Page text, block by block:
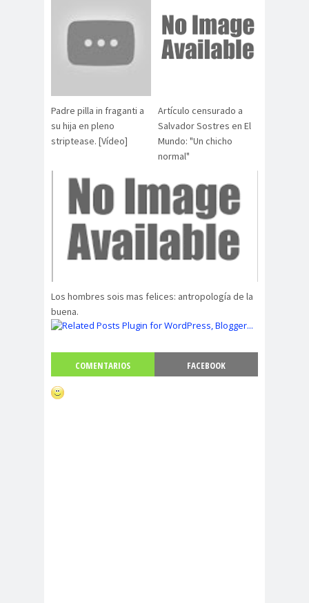
Padre pilla in fraganti a
su hija en pleno
striptease. [Vídeo]
Artículo censurado a
Salvador Sostres en El
Mundo: "Un chicho
normal"
Los hombres sois mas felices: antropología de la
buena.
COMENTARIOS FACEBOOK